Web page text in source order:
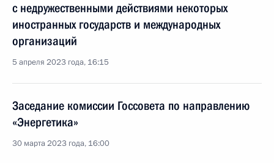
с недружественными действиями некоторых
иностранных государств и международных
организаций
5 апреля 2023 года, 16:15
Заседание комиссии Госсовета по направлению
«Энергетика»
30 марта 2023 года, 16:00